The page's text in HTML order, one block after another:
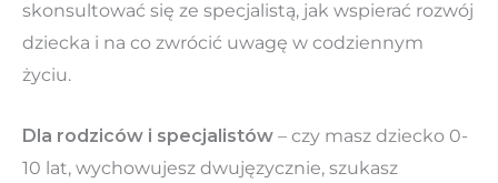
skonsultować się ze specjalistą, jak wspierać rozwój
dziecka i na co zwrócić uwagę w codziennym
życiu.
Dla rodziców i specjalistów – czy masz dziecko 0-
10 lat, wychowujesz dwujęzycznie, szukasz